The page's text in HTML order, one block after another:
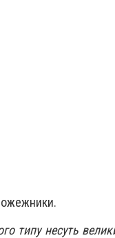
типу несуть